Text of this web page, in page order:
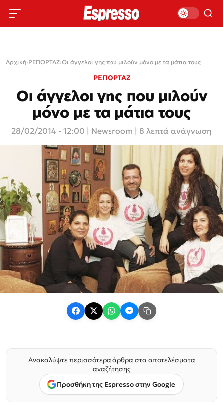
Αρχική›ΡΕΠΟΡΤΑΖ›Οι άγγελοι γης που μιλούν μόνο με τα μάτια τους
ΡΕΠΟΡΤΑΖ
Οι άγγελοι γης που μιλούν
μόνο με τα μάτια τους
28/02/2014 - 12:00 Newsroom | 8 λεπτά ανάγνωση
Ανακαλύψτε περισσότερα άρθρα στα αποτελέσματα
αναζήτησης
Προσθήκη της Espresso στην Google